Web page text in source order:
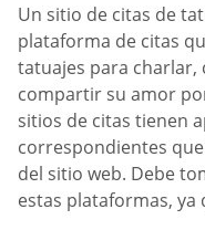
Un sitio de citas de
plataforma de citas
tatuajes para charlar,
compartir su amor
sitios de citas tienen
correspondientes
del sitio web. Debe
estas plataformas,